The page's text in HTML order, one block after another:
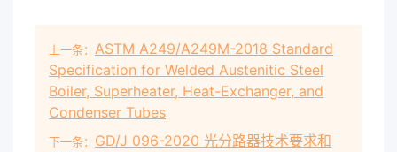
上一条： ASTM A249/A249M-2018 Standard
Specification for Welded Austenitic Steel
Boiler, Superheater, Heat-Exchanger, and
Condenser Tubes
下一条： GD/J 096-2020 光分路器技术要求和